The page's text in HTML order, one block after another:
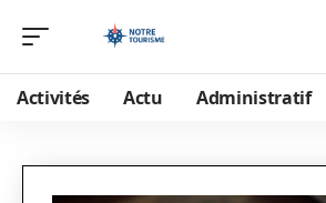
Activités Actu Administratif